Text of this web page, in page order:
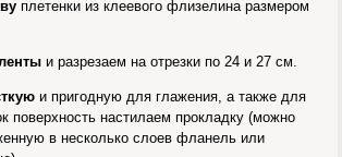
плетенки из клеевого флизелина размером
и разрезаем на отрезки по 24 и 27 см.
и пригодную для глажения, а также для
поверхность настилаем прокладку (можно
в несколько слоев фланель или